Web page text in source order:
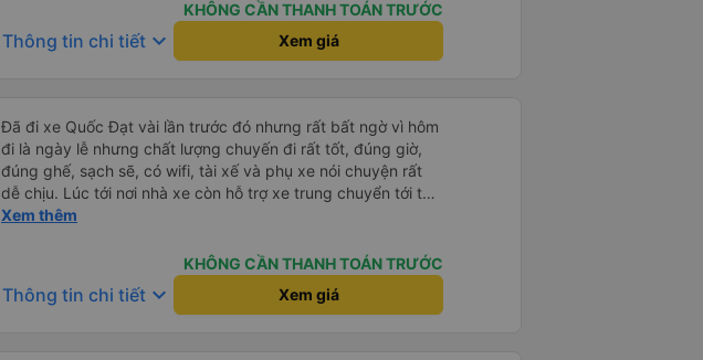
kết nối không phải lúc nào cũng ổn định).KHÔNG CẦN THANH TOÁN TRƯỚC
Thông tin chi tiết keyboard_arrow_down Xem giá
Đã đi xe Quốc Đạt vài lần trước đó nhưng rất bất ngờ vì hôm
đi là ngày lễ nhưng chất lượng chuyến đi rất tốt, đúng giờ,
đúng ghế, sạch sẽ, có wifi, tài xế và phụ xe nói chuyện rất
dễ chịu. Lúc tới nơi nhà xe còn hỗ trợ xe trung chuyển tới tận
nhà. 10đ cho nhà xe, hy vọng nhà xe duy trì được chất lượng
Xem thêm
KHÔNG CẦN THANH TOÁN TRƯỚC
Thông tin chi tiết keyboard_arrow_down Xem giá